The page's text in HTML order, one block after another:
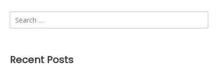
Search
for:
Recent Posts